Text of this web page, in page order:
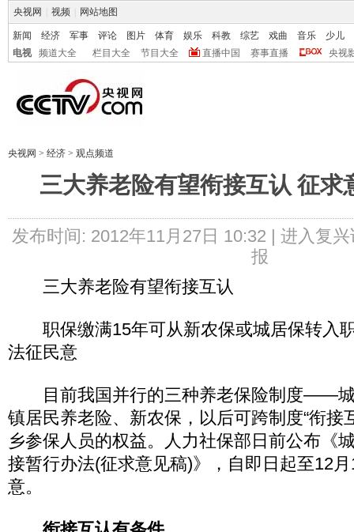
央视网 视频 网站地图
新闻 经济 军事 评论 图片 体育 娱乐 科教 综艺 戏曲 音乐
少儿
电视
频道大全 栏目大全 节目大全 直播中国 赛事直播 央视
央视网 > 经济 > 观点频道
三大养老险有望衔接互认 征求
发布时间: 2012年11月27日 10:32 | 进入复兴
报
三大养老险有望衔接互认
职保缴满15年可从新农保或城居保转入
法征民意
目前我国并行的三种养老保险制度——城
镇居民养老险、新农保，以后可跨制度“衔接
乡参保人员的权益。人力社保部日前公布《
接暂行办法(征求意见稿)》，自即日起至12
意。